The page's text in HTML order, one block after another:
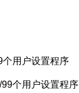
个用户设置程序
个用户设置程序